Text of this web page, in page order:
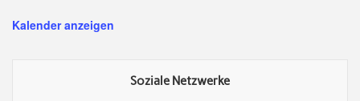
Kalender anzeigen
Soziale Netzwerke